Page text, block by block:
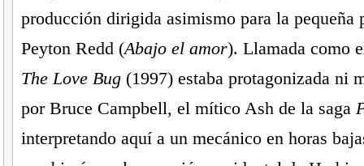
producción dirigida asimismo para la pequeña
Peyton Redd (Abajo el amor). Llamada como
The Love Bug(1997) estaba protagonizada ni
por Bruce Campbell, el mítico Ash de la saga
interpretando aquí a un mecánico en horas